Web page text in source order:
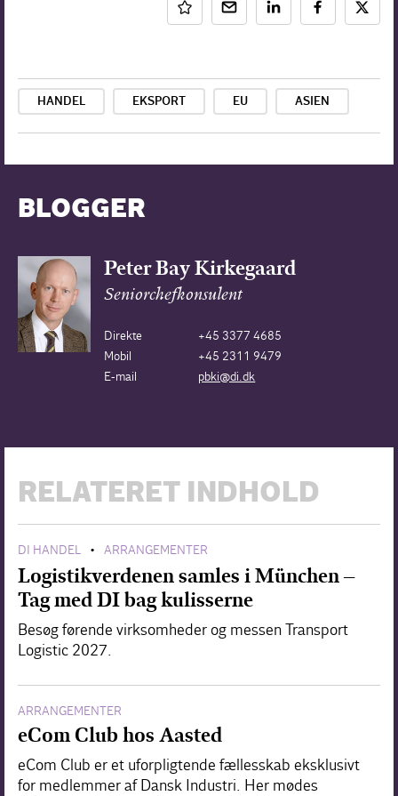
HANDEL EKSPORT EU ASIEN
BLOGGER
Peter Bay Kirkegaard
Seniorchefkonsulent
Direkte
+45 3377 4685
Mobil
+45 2311 9479
E-mail
pbki@di.dk
RELATERET INDHOLD
DI HANDEL • ARRANGEMENTER
Logistikverdenen samles i München –
Tag med DI bag kulisserne
Besøg førende virksomheder og messen Transport
Logistic 2027.
ARRANGEMENTER
eCom Club hos Aasted
eCom Club er et uforpligtende fællesskab eksklusivt
for medlemmer af Dansk Industri. Her mødes